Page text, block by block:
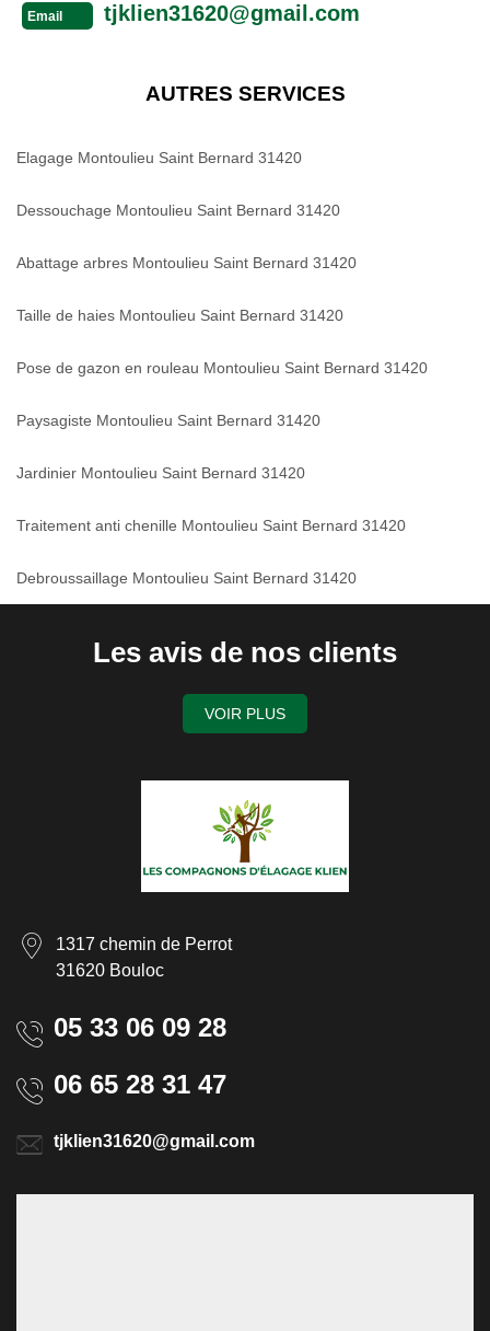
Email tjklien31620@gmail.com
AUTRES SERVICES
Elagage Montoulieu Saint Bernard 31420
Dessouchage Montoulieu Saint Bernard 31420
Abattage arbres Montoulieu Saint Bernard 31420
Taille de haies Montoulieu Saint Bernard 31420
Pose de gazon en rouleau Montoulieu Saint Bernard 31420
Paysagiste Montoulieu Saint Bernard 31420
Jardinier Montoulieu Saint Bernard 31420
Traitement anti chenille Montoulieu Saint Bernard 31420
Debroussaillage Montoulieu Saint Bernard 31420
Les avis de nos clients
VOIR PLUS
1317 chemin de Perrot
31620 Bouloc
05 33 06 09 28
06 65 28 31 47
tjklien31620@gmail.com